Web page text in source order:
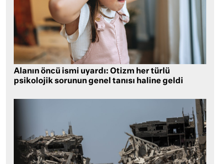
Alanın öncü ismi uyardı: Otizm her türlü
psikolojik sorunun genel tanısı haline geldi